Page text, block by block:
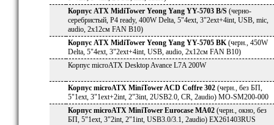
Корпус ATX MidiTower Yeong Yang YY-5703 B/S (черно-
серебристый, P4 ready, 400W Delta, 5"4ext, 3"2ext+4int, USB, mic,
audio, 2x12см FAN B10)
Корпус ATX MidiTower Yeong Yang YY-5705 BK(черн., 450W
Delta, 5"4ext, 3"2ext+4int, USB, audio, 2x12см FAN B10)
Корпус microATX Desktop Avance L7A 200W
Корпус microATX MiniTower ACD Coffre 302 (черн., без БП,
5"1ext, 3"1ext+2int, 2"3int, 2USB2.0, CR, 2audio) MO-SM200-000
Корпус microATX MiniTower Eurocase MA02 (черн., окно, без
БП, 5"1ext, 3"2int, 2"1int, USB3.0/3.1, 2audio) EX261403RUS